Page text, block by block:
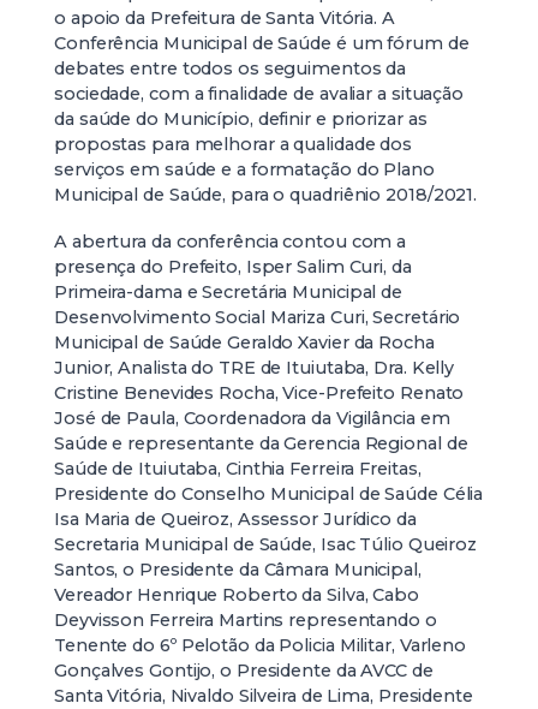
o apoio da Prefeitura de Santa Vitória. A
Conferência Municipal de Saúde é um fórum de
debates entre todos os seguimentos da
sociedade, com a finalidade de avaliar a situação
da saúde do Município, definir e priorizar as
propostas para melhorar a qualidade dos
serviços em saúde e a formatação do Plano
Municipal de Saúde, para o quadriênio 2018/2021.
A abertura da conferência contou com a
presença do Prefeito, Isper Salim Curi, da
Primeira-dama e Secretária Municipal de
Desenvolvimento Social Mariza Curi, Secretário
Municipal de Saúde Geraldo Xavier da Rocha
Junior, Analista do TRE de Ituiutaba, Dra. Kelly
Cristine Benevides Rocha, Vice-Prefeito Renato
José de Paula, Coordenadora da Vigilância em
Saúde e representante da Gerencia Regional de
Saúde de Ituiutaba, Cinthia Ferreira Freitas,
Presidente do Conselho Municipal de Saúde Célia
Isa Maria de Queiroz, Assessor Jurídico da
Secretaria Municipal de Saúde, Isac Túlio Queiroz
Santos, o Presidente da Câmara Municipal,
Vereador Henrique Roberto da Silva, Cabo
Deyvisson Ferreira Martins representando o
Tenente do 6º Pelotão da Policia Militar, Varleno
Gonçalves Gontijo, o Presidente da AVCC de
Santa Vitória, Nivaldo Silveira de Lima, Presidente